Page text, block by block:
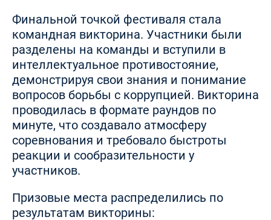
Финальной точкой фестиваля стала
командная викторина. Участники были
разделены на команды и вступили в
интеллектуальное противостояние,
демонстрируя свои знания и понимание
вопросов борьбы с коррупцией. Викторина
проводилась в формате раундов по
минуте, что создавало атмосферу
соревнования и требовало быстроты
реакции и сообразительности у
участников.
Призовые места распределились по
результатам викторины: